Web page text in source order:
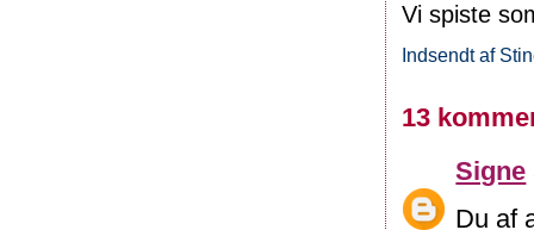
Vi spiste
Indsendt af
13
Signe
Du af